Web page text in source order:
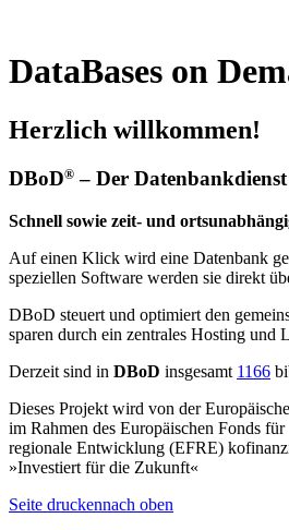
DataBases on
Herzlich willkommen!
DBoD® – Der
Schnell sowie zeit- und
Auf einen Klick wird eine Datenbank
speziellen Software werden sie direkt
DBoD steuert und optimiert den
sparen durch ein zentrales Hosting und
Derzeit sind in DBoD insgesamt 1166
Dieses Projekt wird von der
im Rahmen des Europäischen Fonds für
regionale Entwicklung (EFRE)
»Investiert für die Zukunft«
Seite druckennach oben